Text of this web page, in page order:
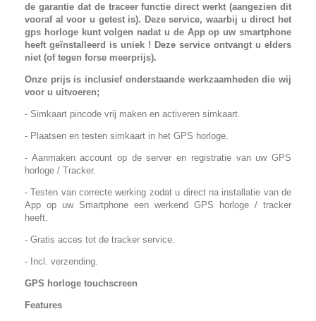
de garantie dat de traceer functie direct werkt (aangezien dit
vooraf al voor u getest is). Deze service, waarbij u direct het
gps horloge kunt volgen nadat u de App op uw smartphone
heeft geïnstalleerd is uniek ! Deze service ontvangt u elders
niet (of tegen forse meerprijs).
Onze prijs is inclusief onderstaande werkzaamheden die wij
voor u uitvoeren;
- Simkaart pincode vrij maken en activeren simkaart.
- Plaatsen en testen simkaart in het GPS horloge.
- Aanmaken account op de server en registratie van uw GPS
horloge / Tracker.
- Testen van correcte werking zodat u direct na installatie van de
App op uw Smartphone een werkend GPS horloge / tracker
heeft.
- Gratis acces tot de tracker service.
- Incl. verzending.
GPS horloge touchscreen
Features